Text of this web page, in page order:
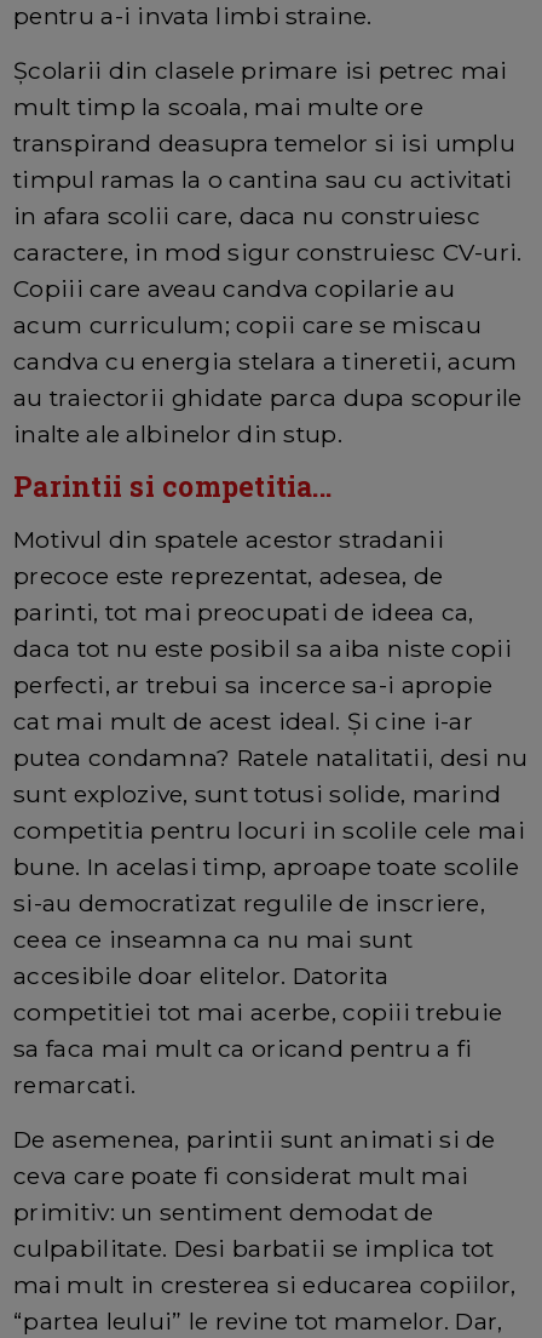
pentru a-i invata limbi straine.
Şcolarii din clasele primare isi petrec mai
mult timp la scoala, mai multe ore
transpirand deasupra temelor si isi umplu
timpul ramas la o cantina sau cu activitati
in afara scolii care, daca nu construiesc
caractere, in mod sigur construiesc CV-uri.
Copiii care aveau candva copilarie au
acum curriculum; copii care se miscau
candva cu energia stelara a tineretii, acum
au traiectorii ghidate parca dupa scopurile
inalte ale albinelor din stup.
Parintii si competitia...
Motivul din spatele acestor stradanii
precoce este reprezentat, adesea, de
parinti, tot mai preocupati de ideea ca,
daca tot nu este posibil sa aiba niste copii
perfecti, ar trebui sa incerce sa-i apropie
cat mai mult de acest ideal. Şi cine i-ar
putea condamna? Ratele natalitatii, desi nu
sunt explozive, sunt totusi solide, marind
competitia pentru locuri in scolile cele mai
bune. In acelasi timp, aproape toate scolile
si-au democratizat regulile de inscriere,
ceea ce inseamna ca nu mai sunt
accesibile doar elitelor. Datorita
competitiei tot mai acerbe, copiii trebuie
sa faca mai mult ca oricand pentru a fi
remarcati.
De asemenea, parintii sunt animati si de
ceva care poate fi considerat mult mai
primitiv: un sentiment demodat de
culpabilitate. Desi barbatii se implica tot
mai mult in cresterea si educarea copiilor,
“partea leului” le revine tot mamelor. Dar,